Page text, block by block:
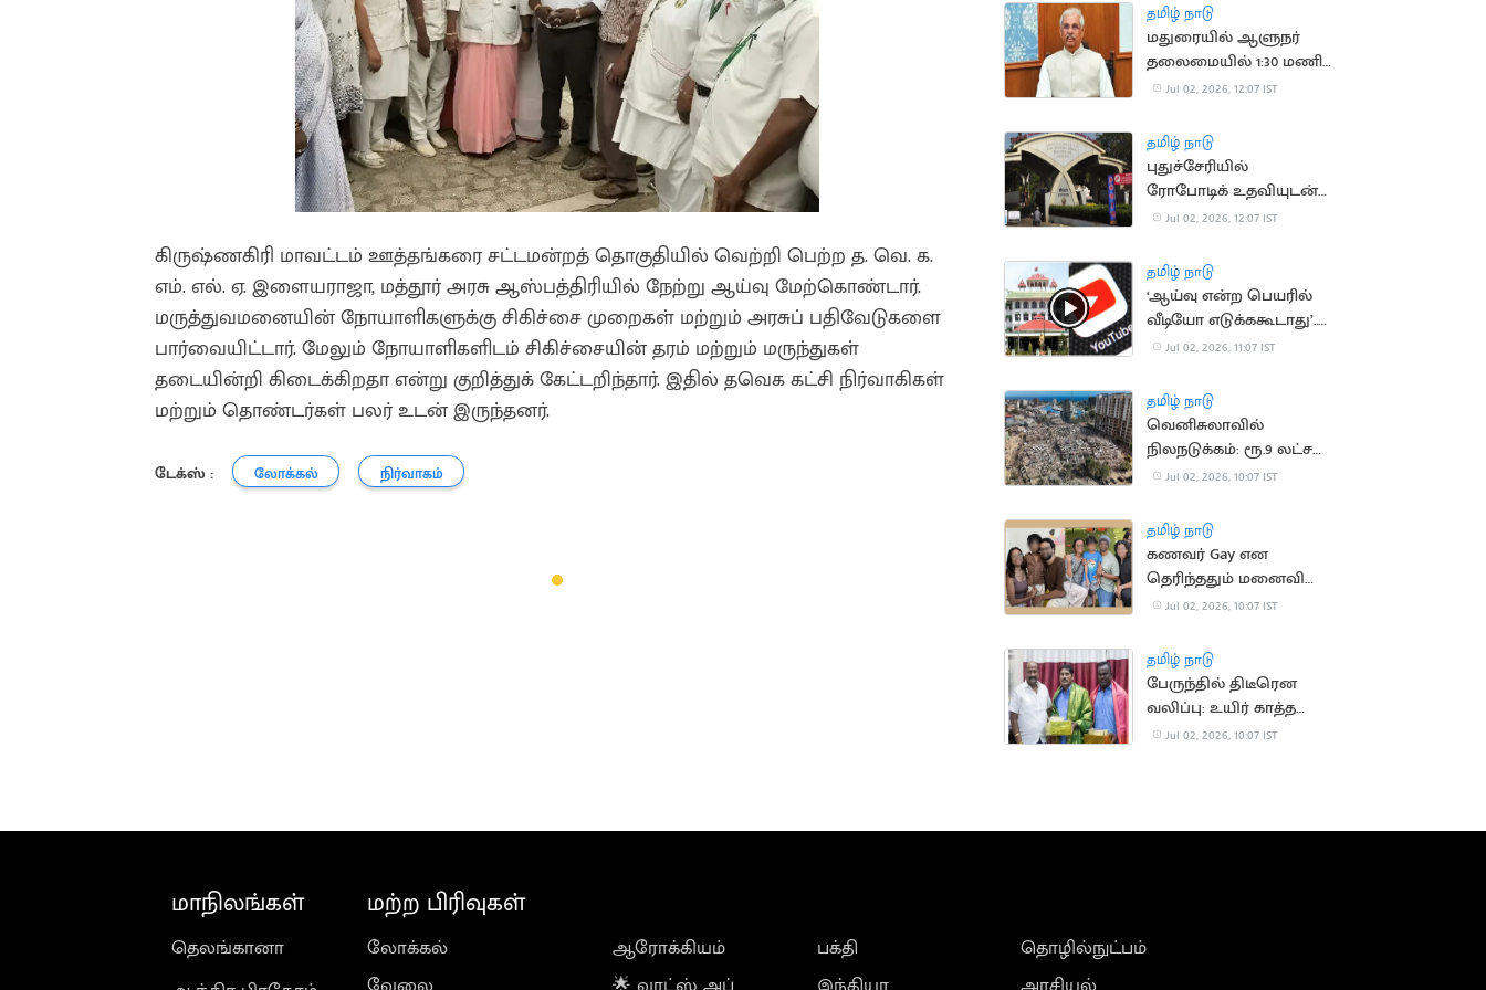
கிருஷ்ணகிரி மாவட்டம் ஊத்தங்கரை சட்டமன்றத் தொகுதியில் வெற்றி பெற்ற த. வெ. க.
எம். எல். ஏ. இளையராஜா, மத்தூர் அரசு ஆஸ்பத்திரியில் நேற்று ஆய்வு மேற்கொண்டார்.
மருத்துவமனையின் நோயாளிகளுக்கு சிகிச்சை முறைகள் மற்றும் அரசுப் பதிவேடுகளை
பார்வையிட்டார். மேலும் நோயாளிகளிடம் சிகிச்சையின் தரம் மற்றும் மருந்துகள்
தடையின்றி கிடைக்கிறதா என்று குறித்துக் கேட்டறிந்தார். இதில் தவெக கட்சி நிர்வாகிகள்
மற்றும் தொண்டர்கள் பலர் உடன் இருந்தனர்.
டேக்ஸ் : லோக்கல் நிர்வாகம்
தமிழ் நாடு
மதுரையில் ஆளுநர்
தலைமையில் 1:30 மணி
நேரம் நடந்த ஆய்வு
Jul 02, 2026, 12:07 IST
தமிழ் நாடு
புதுச்சேரியில்
ரோபோடிக் உதவியுடன்
நடந்த நரம்பு
சிகிச்சை
Jul 02, 2026, 12:07 IST
தமிழ் நாடு
‘ஆய்வு என்ற பெயரில்
வீடியோ எடுக்ககூடாது’..
யூடியூபர்களுக்கு
Jul 02, 2026, 11:07 IST
தமிழ் நாடு
வெனிசுலாவில்
நிலநடுக்கம்: ரூ.9 லட்சம்
கோடி இழப்பு
Jul 02, 2026, 10:07 IST
தமிழ் நாடு
கணவர் Gay என
தெரிந்ததும் மனைவி
எடுத்த விசித்திர முடிவு
Jul 02, 2026, 10:07 IST
தமிழ் நாடு
பேருந்தில் திடீரென
வலிப்பு: உயிர் காத்த
ஓட்டுநர்
Jul 02, 2026, 10:07 IST
மாநிலங்கள்
தெலங்கானா
மற்ற பிரிவுகள்
லோக்கல்
ஆரோக்கியம்
பக்தி
தொழில்நுட்பம்